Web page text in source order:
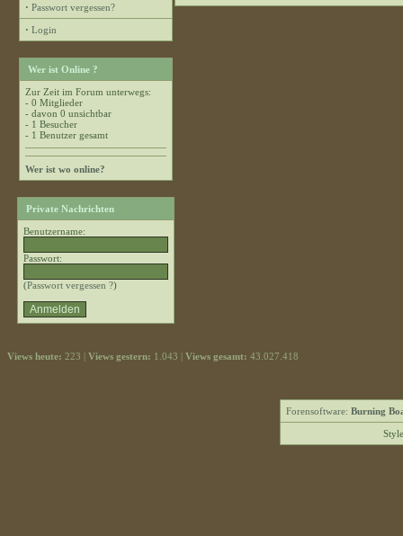
· Passwort vergessen?
· Login
Wer ist Online ?
Zur Zeit im Forum unterwegs:
- 0 Mitglieder
- davon 0 unsichtbar
- 1 Besucher
- 1 Benutzer gesamt
Wer ist wo online?
Private Nachrichten
Benutzername:
Passwort:
(Passwort vergessen ?)
Views heute: 223 | Views gestern: 1.043 | Views gesamt: 43.027.418
Forensoftware: Burning